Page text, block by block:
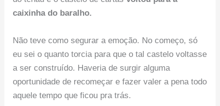
caixinha do baralho.
Não teve como segurar a emoção. No começo, só
eu sei o quanto torcia para que o tal castelo voltasse
a ser construído. Haveria de surgir alguma
oportunidade de recomeçar e fazer valer a pena todo
aquele tempo que ficou pra trás.